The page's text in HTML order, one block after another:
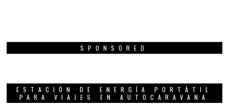
SPONSORED
ESTACIÓN DE ENERGÍA PORTÁTIL
PARA VIAJES EN AUTOCARAVANA